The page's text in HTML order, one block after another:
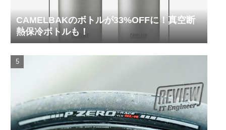
CAMELBAKのボトルが33%OFFに！真空断
熱保冷ボトルも！